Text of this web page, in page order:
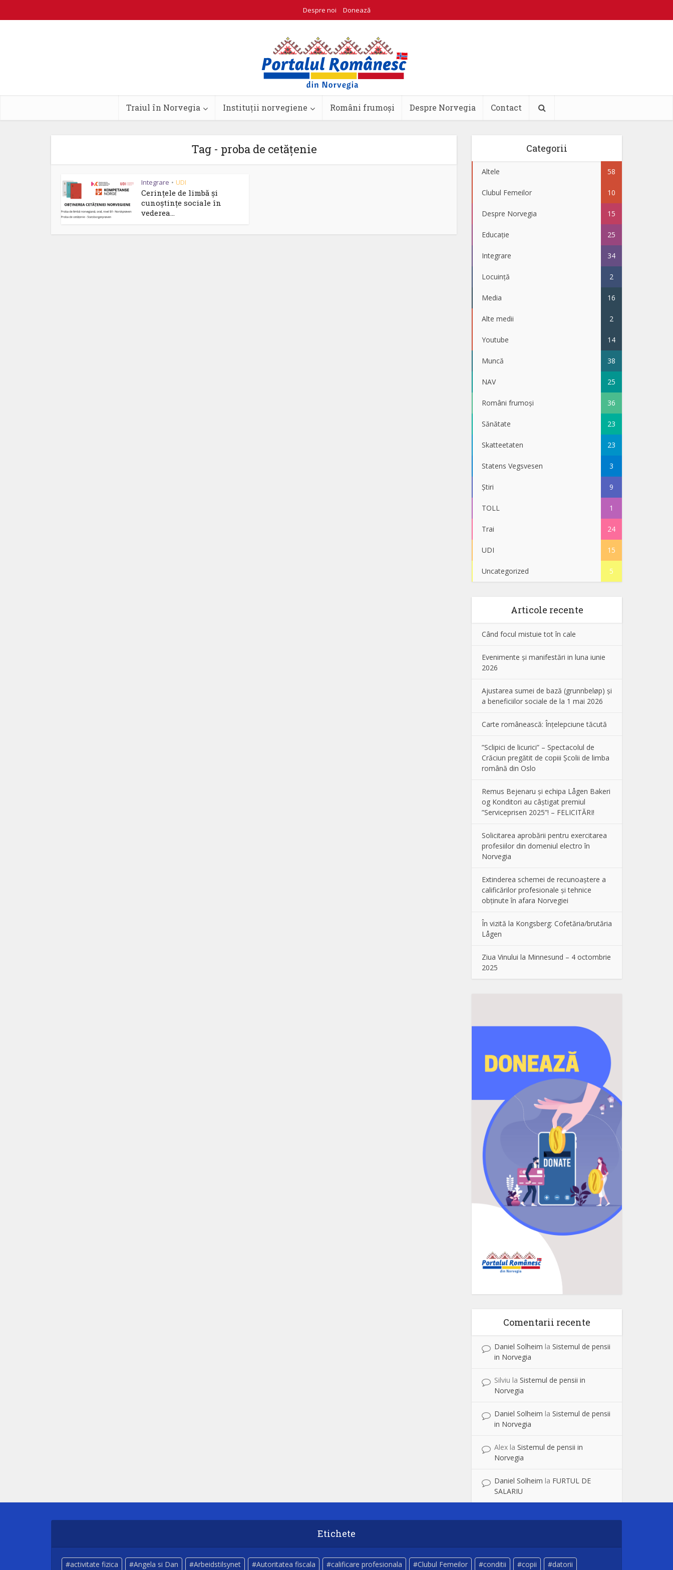
Despre noi Donează
Traiul în Norvegia Instituții norvegiene Români frumoși Despre Norvegia Contact
Tag - proba de cetățenie
Integrare • UDI
Cerințele de limbă și
cunoștințe sociale în
vederea...
Categorii
Altele 58
Clubul Femeilor 10
Despre Norvegia 15
Educație 25
Integrare 34
Locuință 2
Media 16
Alte medii 2
Youtube 14
Muncă 38
NAV 25
Români frumoși 36
Sănătate 23
Skatteetaten 23
Statens Vegsvesen 3
Știri 9
TOLL 1
Trai 24
UDI 15
Uncategorized 5
Articole recente
Când focul mistuie tot în cale
Evenimente și manifestări in luna iunie
2026
Ajustarea sumei de bază (grunnbeløp) și
a beneficiilor sociale de la 1 mai 2026
Carte românească: Înțelepciune tăcută
”Sclipici de licurici” – Spectacolul de
Crăciun pregătit de copiii Școlii de limba
română din Oslo
Remus Bejenaru și echipa Lågen Bakeri
og Konditori au câștigat premiul
”Serviceprisen 2025”! – FELICITĂRI!
Solicitarea aprobării pentru exercitarea
profesiilor din domeniul electro în
Norvegia
Extinderea schemei de recunoaștere a
calificărilor profesionale și tehnice
obținute în afara Norvegiei
În vizită la Kongsberg: Cofetăria/brutăria
Lågen
Ziua Vinului la Minnesund – 4 octombrie
2025
Comentarii recente
Daniel Solheim la Sistemul de pensii
in Norvegia
Silviu la Sistemul de pensii in
Norvegia
Daniel Solheim la Sistemul de pensii
in Norvegia
Alex la Sistemul de pensii in
Norvegia
Daniel Solheim la FURTUL DE
SALARIU
Etichete
activitate fizica Angela si Dan Arbeidstilsynet Autoritatea fiscala calificare profesionala Clubul Femeilor conditii copii datorii